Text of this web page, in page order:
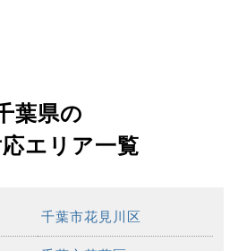
葉県の
エリア一覧
千葉市花見川区